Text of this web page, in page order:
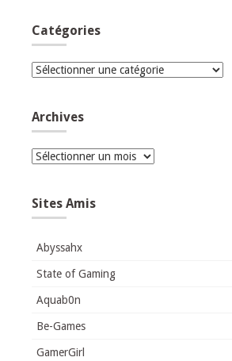
Catégories
Catégories
Archives
Archives
Sites Amis
Abyssahx
State of Gaming
Aquab0n
Be-Games
GamerGirl